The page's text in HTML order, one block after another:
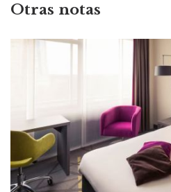
Otras notas